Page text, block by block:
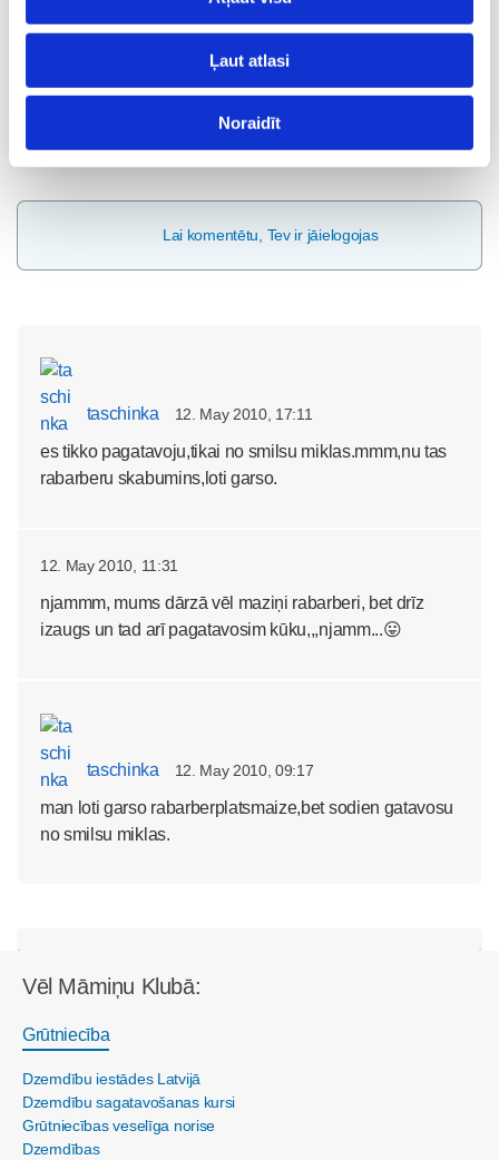
Ļaut atlasi
Noraidīt
Pieteikties
Visas nodarbības
Lai komentētu, Tev ir jāielogojas
taschinka 12. May 2010, 17:11
es tikko pagatavoju,tikai no smilsu miklas.mmm,nu tas
rabarberu skabumins,loti garso.
12. May 2010, 11:31
njammm, mums dārzā vēl maziņi rabarberi, bet drīz
izaugs un tad arī pagatavosim kūku,,,njamm...😛
taschinka 12. May 2010, 09:17
man loti garso rabarberplatsmaize,bet sodien gatavosu
no smilsu miklas.
Vēl Māmiņu Klubā:
Grūtniecība
Dzemdību iestādes Latvijā
Dzemdību sagatavošanas kursi
Grūtniecības veselīga norise
Dzemdības